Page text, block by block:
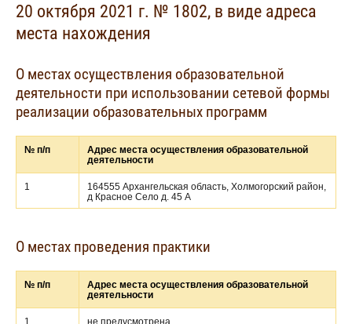
20 октября 2021 г. № 1802, в виде адреса
места нахождения
О местах осуществления образовательной
деятельности при использовании сетевой формы
реализации образовательных программ
№ п/п
Адрес места осуществления образовательной
деятельности
1
164555 Архангельская область, Холмогорский район,
д Красное Село д. 45 А
О местах проведения практики
№ п/п
Адрес места осуществления образовательной
деятельности
1 не предусмотрена